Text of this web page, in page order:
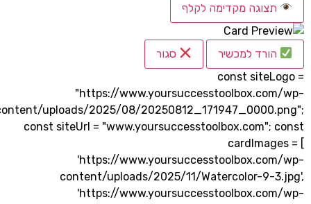
מקדימה לקלף
למכשיר
const
"https://
content/uploads/2025/08/
const siteUrl =
'https://
content/uploads/2025/11/Watercolor-
'https://